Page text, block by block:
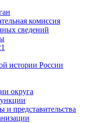
комиссия
сведений
истории России
округа
и представительства